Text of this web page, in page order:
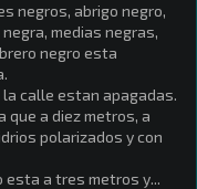
negros, abrigo negro,
medias negras,
negro esta
calle estan apagadas.
que a diez metros, a
polarizados y con
esta a tres metros y...